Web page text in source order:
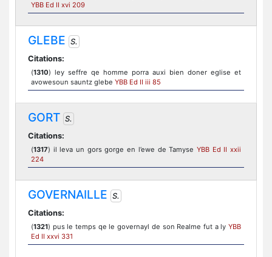
YBB Ed II xvi 209
GLEBE S.
Citations:
(1310) ley seffre qe homme porra auxi bien doner eglise et
avowesoun sauntz glebe YBB Ed II iii 85
GORT S.
Citations:
(1317) il leva un gors gorge en l’ewe de Tamyse YBB Ed II xxii
224
GOVERNAILLE S.
Citations:
(1321) pus le temps qe le governayl de son Realme fut a ly YBB
Ed II xxvi 331